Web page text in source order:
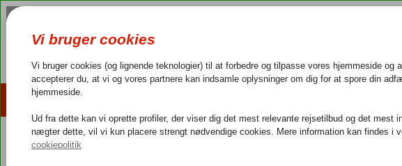
4,3/5 på Trustpilot Dansk guideservice 40.000 danske gæster i 2025